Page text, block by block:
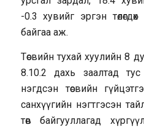
-0.3 хувийг эргэн
байгаа аж.
Төсвийн тухай хуулийн 8
8.10.2 дахь заалтад
нэгдсэн төсвийн
санхүүгийн нэгтгэсэн
төв байгууллагад